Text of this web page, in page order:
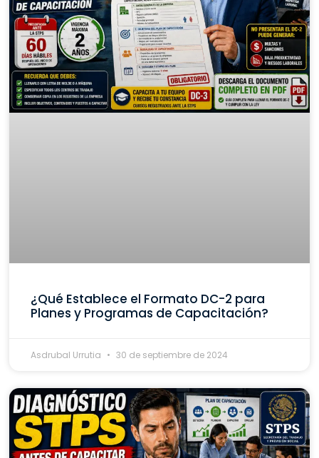
¿Qué Establece el Formato DC-2 para
Planes y Programas de Capacitación?
Asdrubal Urrutia 30 de septiembre de 2024